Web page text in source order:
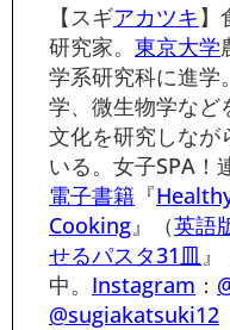
【スギアカツキ】
研究家。 東京大学
学系研究科に進学
学、微生物学など
文化を研究しなが
いる。女子SPA！
電子書籍 『
Cooking 』（英語
せるパスタ31皿
中。 Instagram ：
@sugiakatsuki12